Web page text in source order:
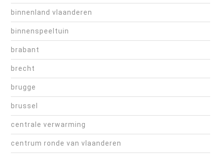
binnenland vlaanderen
binnenspeeltuin
brabant
brecht
brugge
brussel
centrale verwarming
centrum ronde van vlaanderen